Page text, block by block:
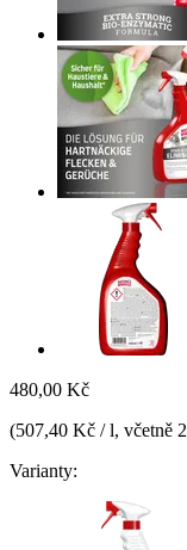
480,00 Kč
(507,40 Kč / l, včetně
Varianty: